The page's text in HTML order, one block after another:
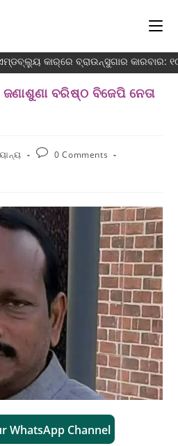
କାର୍‌ରେ ବ୍ରାଉନ୍‌ସୁଗାର କାରବାର:
ବରିଷ୍ଠ ବିଜେପି ନେତା
0 Comments
WhatsApp Channel